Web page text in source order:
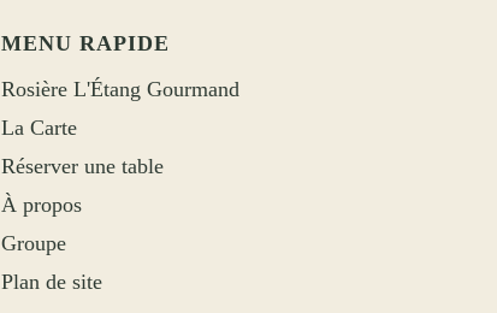
MENU RAPIDE
Rosière L'Étang Gourmand
La Carte
Réserver une table
À propos
Groupe
Plan de site